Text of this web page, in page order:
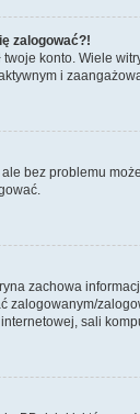
zalogować?!
konto. Wiele
i
bez problemu
zachowa
zalogowanym/
sali